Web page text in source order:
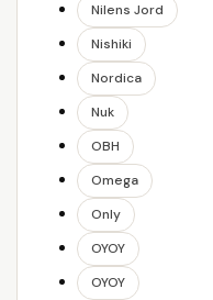
Nilens Jord
Nishiki
Nordica
Nuk
OBH
Omega
Only
OYOY
OYOY